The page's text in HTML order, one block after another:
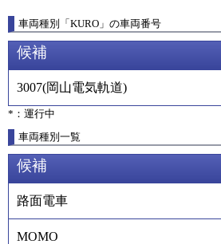
車両種別 「KURO 」 の車両番号
候補
3007(岡山電気軌道)
*：運行中
車両種別一覧
候補
路面電車
MOMO